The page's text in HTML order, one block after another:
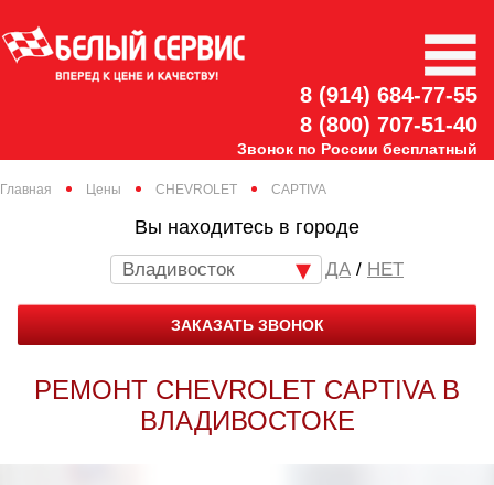
8 (914) 684-77-55
8 (800) 707-51-40
Звонок по России бесплатный
Главная Цены CHEVROLET CAPTIVA
Вы находитесь в городе
Владивосток / НЕТ
ЗАКАЗАТЬ ЗВОНОК
РЕМОНТ CHEVROLET CAPTIVA В
ВЛАДИВОСТОКЕ